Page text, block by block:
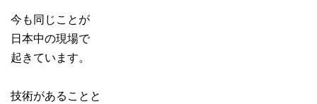
今も同じことが
日本中の現場で
起きています。
技術があることと